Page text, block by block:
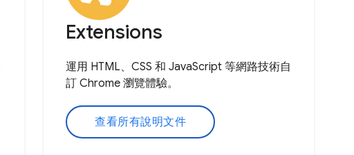
Extensions
運用 HTML、CSS 和 JavaScript 等網路技術自
訂 Chrome 瀏覽體驗。
查看所有說明文件